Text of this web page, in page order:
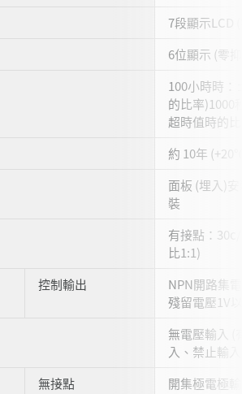
7段顯示LCD
6位顯示 (零
100小時時
的比率
超時值時的
約 10年
面板 (埋入)
裝
有接點：
比1:1)
控制輸出
NPN開路集
殘留電壓1V
無電壓輸入
入、禁止輸
無接點
開集極電極